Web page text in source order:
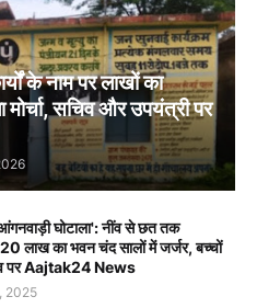
के नाम पर लाखों का
सचिव और उपयंत्री पर
घोटाला': नींव से छत तक
लाख का भवन चंद सालों में जर्जर, बच्चों
पर Aajtak24 News
2025